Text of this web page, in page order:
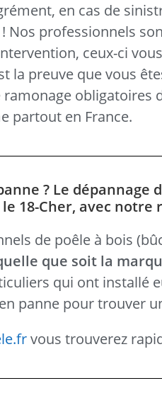
en cas de
Nos professionnels
ceux-ci
la preuve que vous
ramonage obligatoires
partout en France.
? Le
18-Cher, avec notre
de poêle à bois
que soit la
qui ont installé
panne pour trouver
vous trouverez